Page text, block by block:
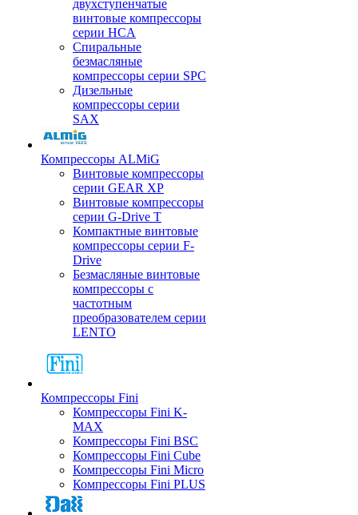
двухступенчатые
винтовые компрессоры
серии HCA
Спиральные
безмасляные
компрессоры серии SPC
Дизельные
компрессоры серии
SAX
Компрессоры ALMiG
Винтовые компрессоры
серии GEAR XP
Винтовые компрессоры
серии G-Drive T
Компактные винтовые
компрессоры серии F-
Drive
Безмасляные винтовые
компрессоры с
частотным
преобразователем серии
LENTO
Компрессоры Fini
Компрессоры Fini K-
MAX
Компрессоры Fini BSC
Компрессоры Fini Cube
Компрессоры Fini Micro
Компрессоры Fini PLUS